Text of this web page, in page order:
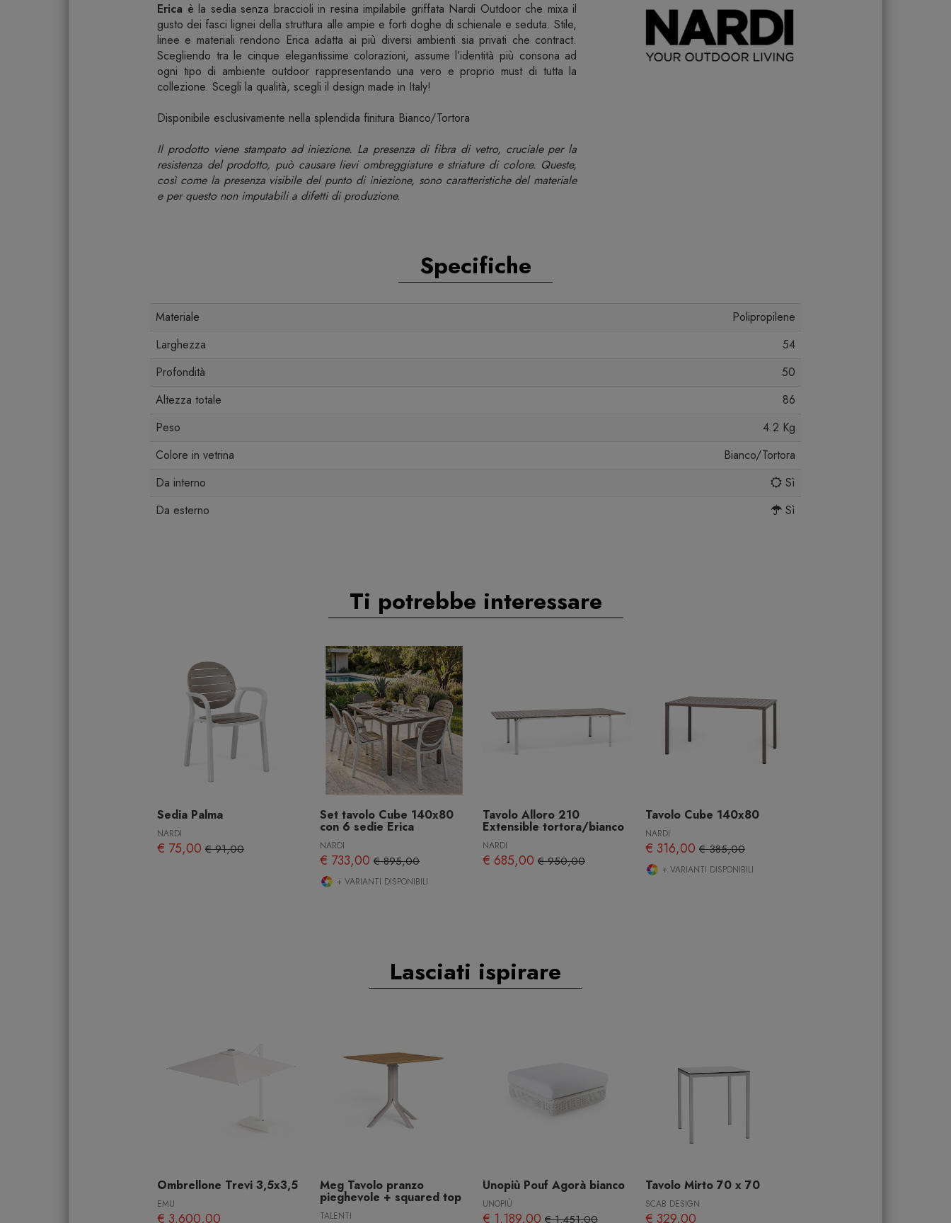
Erica è la sedia senza braccioli in resina impilabile griffata Nardi Outdoor che mixa il
gusto dei fasci lignei della struttura alle ampie e forti doghe di schienale e seduta. Stile,
linee e materiali rendono Erica adatta ai più diversi ambienti sia privati che contract.
Scegliendo tra le cinque elegantissime colorazioni, assume l’identità più consona ad
ogni tipo di ambiente outdoor rappresentando una vero e proprio must di tutta la
collezione. Scegli la qualità, scegli il design made in Italy!
Disponibile esclusivamente nella splendida finitura Bianco/Tortora
Il prodotto viene stampato ad iniezione. La presenza di fibra di vetro, cruciale per la
resistenza del prodotto, può causare lievi ombreggiature e striature di colore. Queste,
così come la presenza visibile del punto di iniezione, sono caratteristiche del materiale
e per questo non imputabili a difetti di produzione.
Specifiche
Materiale
Polipropilene
Larghezza
54
Profondità
50
Altezza totale
86
Peso
4.2 Kg
Colore in vetrina
Bianco/Tortora
Da interno
Sì
Da esterno
Sì
Ti potrebbe interessare
Sedia Palma
NARDI
€ 75,00 € 91,00
Set tavolo Cube 140x80
con 6 sedie Erica
NARDI
€ 733,00 € 895,00
+ VARIANTI DISPONIBILI
Tavolo Alloro 210
Extensible tortora/bianco
NARDI
€ 685,00 € 950,00
Tavolo Cube 140x80
NARDI
€ 316,00 € 385,00
+ VARIANTI DISPONIBILI
Lasciati ispirare
Ombrellone Trevi 3,5x3,5
EMU
€ 3.600,00
Meg Tavolo pranzo
pieghevole + squared top
TALENTI
Unopiù Pouf Agorà bianco
UNOPIÙ
€ 1.189,00 € 1.451,00
Tavolo Mirto 70 x 70
SCAB DESIGN
€ 329,00